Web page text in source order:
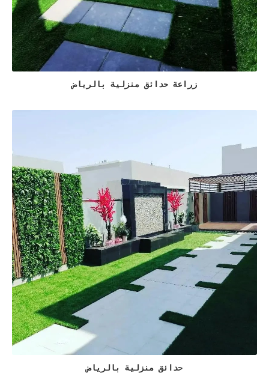
زراعة حدائق منزلية بالرياض
حدائق منزلية بالرياض